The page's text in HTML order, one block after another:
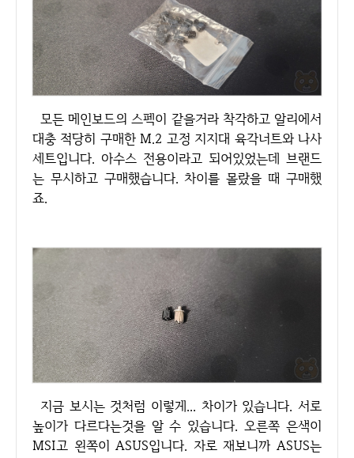
모든 메인보드의 스펙이 같을거라 착각하고 알리에서
대충 적당히 구매한 M.2 고정 지지대 육각너트와 나사
세트입니다. 아수스 전용이라고 되어있었는데 브랜드
는 무시하고 구매했습니다. 차이를 몰랐을 때 구매했
죠.
지금 보시는 것처럼 이렇게... 차이가 있습니다. 서로
높이가 다르다는것을 알 수 있습니다. 오른쪽 은색이
MSI고 왼쪽이 ASUS입니다. 자로 재보니까 ASUS는